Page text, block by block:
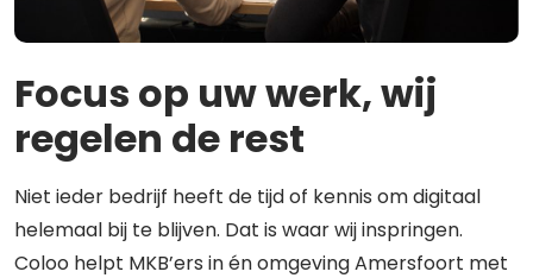
Focus op uw werk, wij
regelen de rest
Niet ieder bedrijf heeft de tijd of kennis om digitaal
helemaal bij te blijven. Dat is waar wij inspringen.
Coloo helpt MKB’ers in én omgeving Amersfoort met